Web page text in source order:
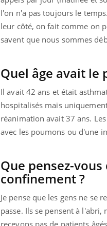
l'on n'a pas toujours le
leur côté, on fait comme on
savent que nous sommes
Quel âge avait le
Il avait 42 ans et était
hospitalisés mais
réanimation avait 37 ans.
avec les poumons ou d'une
Que pensez-
confinement ?
Je pense que les gens ne se
passe. Ils se pensent à